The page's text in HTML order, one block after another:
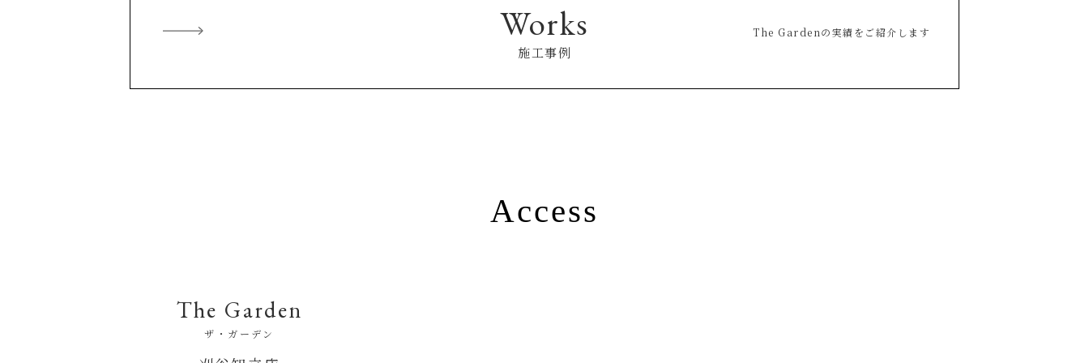
Works
施工事例
The Gardenの実績をご紹介します
Access
The Garden
ザ・ガーデン